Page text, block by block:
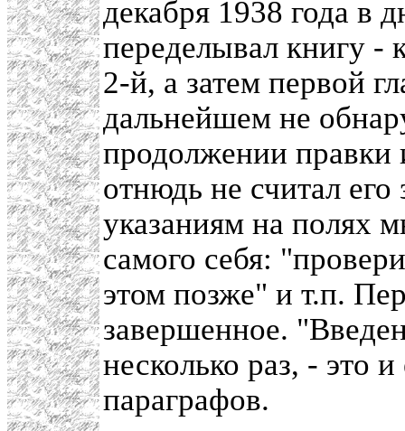
декабря 1938 года в
переделывал книгу -
2-й, а затем первой
дальнейшем не
продолжении правки
отнюдь не считал
указаниям на полях
самого себя:
этом позже" и т.п.
завершенное.
несколько раз, - это
параграфов.